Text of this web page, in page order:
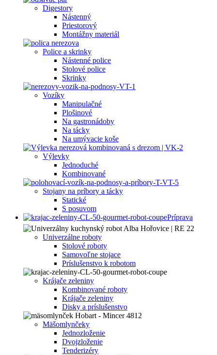
Digestory
Nástenný
Priestorový
Montážny materiál
Police a skrinky
Nástenné police
Stolové police
Skrinky
Vozíky
Manipulačné
Plošinové
Na gastronádoby
Na tácky
Na umývacie koše
Výlevky
Jednoduché
Kombinované
Stojany na príbory a tácky
Statické
S posuvom
Príprava
Univerzálne roboty
Stolové roboty
Samovoľne stojace
Príslušenstvo k robotom
Krájače zeleniny
Kombinované roboty
Krájače zeleniny
Disky a príslušenstvo
Mäšomlynčeky
Jednozloženie
Dvojzloženie
Tenderizéry